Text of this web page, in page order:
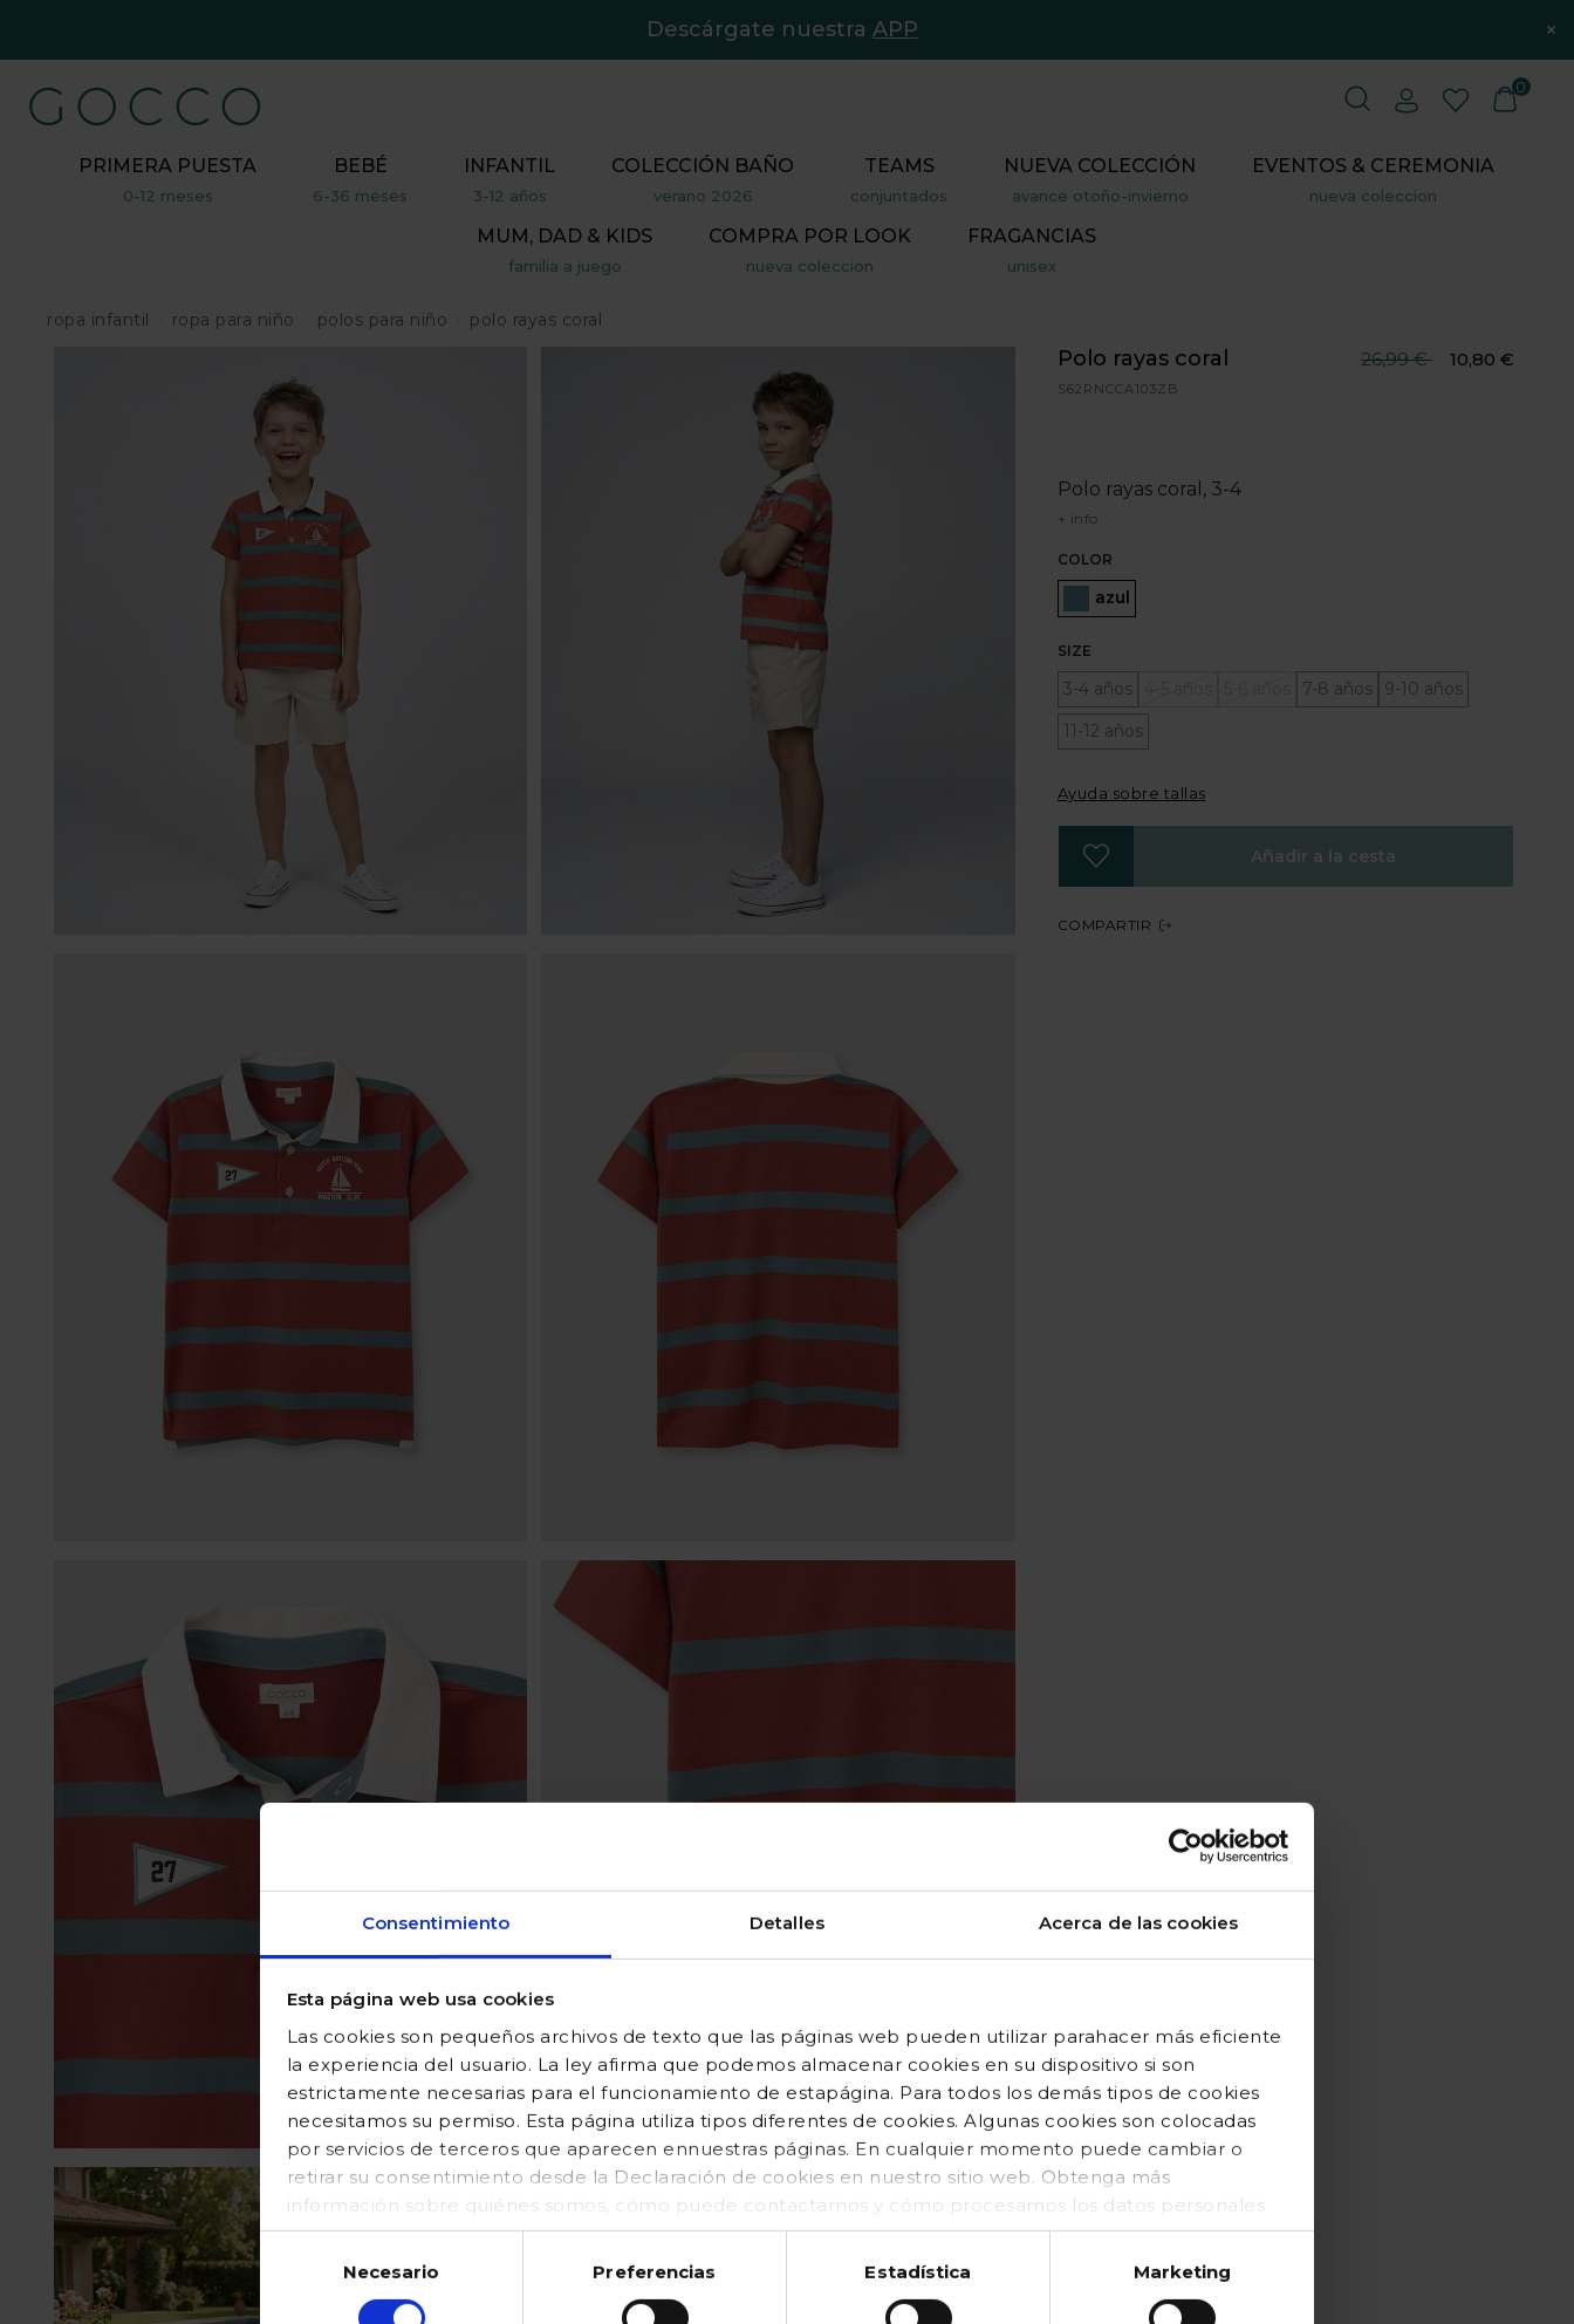
Consentimiento Detalles Acerca de las cookies
Esta página web usa cookies
Las cookies son pequeños archivos de texto que las páginas web pueden utilizar parahacer más eficiente
la experiencia del usuario. La ley afirma que podemos almacenar cookies en su dispositivo si son
estrictamente necesarias para el funcionamiento de estapágina. Para todos los demás tipos de cookies
necesitamos su permiso. Esta página utiliza tipos diferentes de cookies. Algunas cookies son colocadas
por servicios de terceros que aparecen ennuestras páginas. En cualquier momento puede cambiar o
retirar su consentimiento desde la Declaración de cookies en nuestro sitio web. Obtenga más
información sobre quiénes somos, cómo puede contactarnos y cómo procesamos los datos personales
en nuestraPolítica de cookies (https://www.gocco.es/cookies-policy.html)
de
consentimiento
Necesario Preferencias Estadística Marketing
Descárgate nuestra APP ×
PRIMERA PUESTA
0-12 meses
BEBÉ
6-36 meses
INFANTIL
3-12 años
COLECCIÓN BAÑO
verano 2026
TEAMS
conjuntados
NUEVA COLECCIÓN
avance otoño-invierno
EVENTOS & CEREMONIA
nueva coleccion
MUM, DAD & KIDS
familia a juego
COMPRA POR LOOK
nueva coleccion
FRAGANCIAS
unisex
0
ropa infantil ropa para niño polos para niño polo rayas coral
Polo rayas coral Precio reducido desde
26,99 €hasta
10,80 €
S62RNCCA103ZB
Polo rayas coral, 3-4
+ info
COLOR
azul
Seleccionado
SIZE
3-4 años 7-8 años
9-10 años
11-12 años
Ayuda sobre tallas
Añadir a la cesta
COMPARTIR